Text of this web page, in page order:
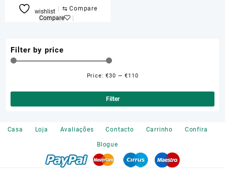
through
This
product
variants.
The
be
product
wishlist ⇆ Compare
Compare
Filter by price
Filter
Price:€30 —€110
Casa Loja Avaliações Contacto Carrinho Confira
Blogue